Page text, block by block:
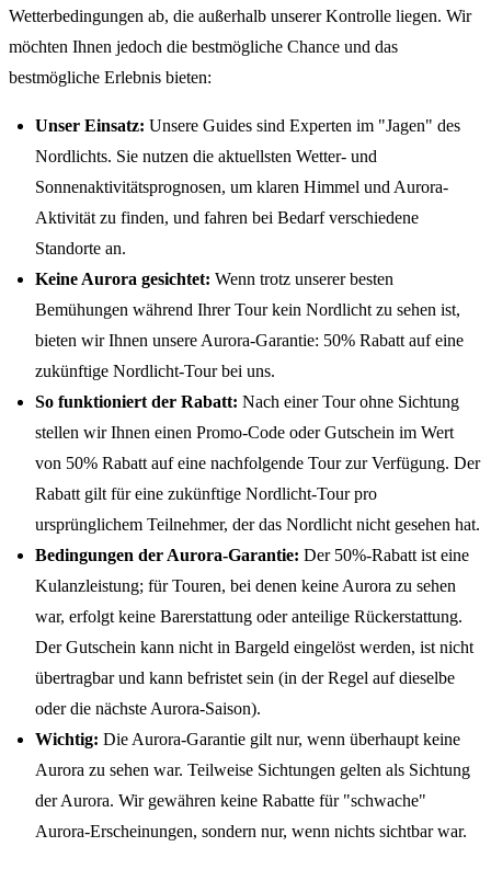
Wetterbedingungen ab, die außerhalb unserer Kontrolle liegen. Wir
möchten Ihnen jedoch die bestmögliche Chance und das
bestmögliche Erlebnis bieten:
Unser Einsatz: Unsere Guides sind Experten im "Jagen" des
Nordlichts. Sie nutzen die aktuellsten Wetter- und
Sonnenaktivitätsprognosen, um klaren Himmel und Aurora-
Aktivität zu finden, und fahren bei Bedarf verschiedene
Standorte an.
Keine Aurora gesichtet: Wenn trotz unserer besten
Bemühungen während Ihrer Tour kein Nordlicht zu sehen ist,
bieten wir Ihnen unsere Aurora-Garantie: 50% Rabatt auf eine
zukünftige Nordlicht-Tour bei uns.
So funktioniert der Rabatt: Nach einer Tour ohne Sichtung
stellen wir Ihnen einen Promo-Code oder Gutschein im Wert
von 50% Rabatt auf eine nachfolgende Tour zur Verfügung. Der
Rabatt gilt für eine zukünftige Nordlicht-Tour pro
ursprünglichem Teilnehmer, der das Nordlicht nicht gesehen hat.
Bedingungen der Aurora-Garantie: Der 50%-Rabatt ist eine
Kulanzleistung; für Touren, bei denen keine Aurora zu sehen
war, erfolgt keine Barerstattung oder anteilige Rückerstattung.
Der Gutschein kann nicht in Bargeld eingelöst werden, ist nicht
übertragbar und kann befristet sein (in der Regel auf dieselbe
oder die nächste Aurora-Saison).
Wichtig: Die Aurora-Garantie gilt nur, wenn überhaupt keine
Aurora zu sehen war. Teilweise Sichtungen gelten als Sichtung
der Aurora. Wir gewähren keine Rabatte für "schwache"
Aurora-Erscheinungen, sondern nur, wenn nichts sichtbar war.